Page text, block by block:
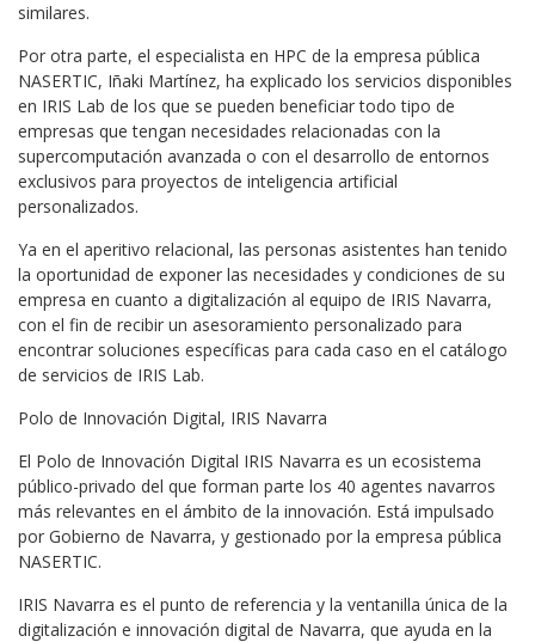
similares.
Por otra parte, el especialista en HPC de la empresa pública
NASERTIC, Iñaki Martínez, ha explicado los servicios disponibles
en IRIS Lab de los que se pueden beneficiar todo tipo de
empresas que tengan necesidades relacionadas con la
supercomputación avanzada o con el desarrollo de entornos
exclusivos para proyectos de inteligencia artificial
personalizados.
Ya en el aperitivo relacional, las personas asistentes han tenido
la oportunidad de exponer las necesidades y condiciones de su
empresa en cuanto a digitalización al equipo de IRIS Navarra,
con el fin de recibir un asesoramiento personalizado para
encontrar soluciones específicas para cada caso en el catálogo
de servicios de IRIS Lab.
Polo de Innovación Digital, IRIS Navarra
El Polo de Innovación Digital IRIS Navarra es un ecosistema
público-privado del que forman parte los 40 agentes navarros
más relevantes en el ámbito de la innovación. Está impulsado
por Gobierno de Navarra, y gestionado por la empresa pública
NASERTIC.
IRIS Navarra es el punto de referencia y la ventanilla única de la
digitalización e innovación digital de Navarra, que ayuda en la